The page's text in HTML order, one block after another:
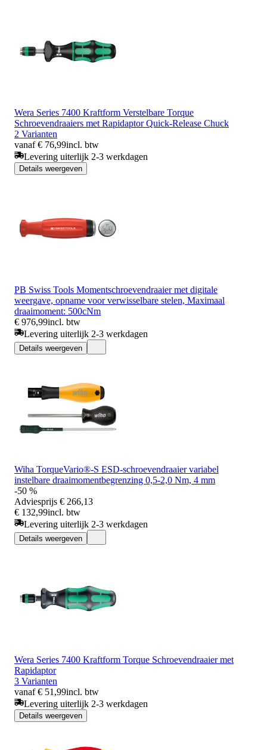
Wera Series 7400 Kraftform Verstelbare Torque
Schroevendraaiers met Rapidaptor Quick-Release Chuck
2 Varianten
vanaf € 76,99incl. btw
Levering uiterlijk 2-3 werkdagen
Details weergeven
PB Swiss Tools Momentschroevendraaier met digitale
weergave, opname voor verwisselbare stelen, Maximaal
draaimoment: 500cNm
€ 976,99incl. btw
Levering uiterlijk 2-3 werkdagen
Details weergeven
Wiha TorqueVario®-S ESD-schroevendraaier variabel
instelbare draaimomentbegrenzing 0,5-2,0 Nm, 4 mm
-50 %
Adviesprijs € 266,13
€ 132,99incl. btw
Levering uiterlijk 2-3 werkdagen
Details weergeven
Wera Series 7400 Kraftform Torque Schroevendraaier met
Rapidaptor
3 Varianten
vanaf € 51,99incl. btw
Levering uiterlijk 2-3 werkdagen
Details weergeven